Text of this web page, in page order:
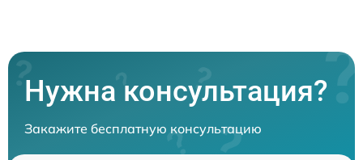
Нужна консультация?
Закажите бесплатную консультацию